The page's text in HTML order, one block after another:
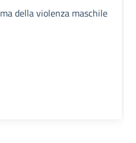
della violenza maschile